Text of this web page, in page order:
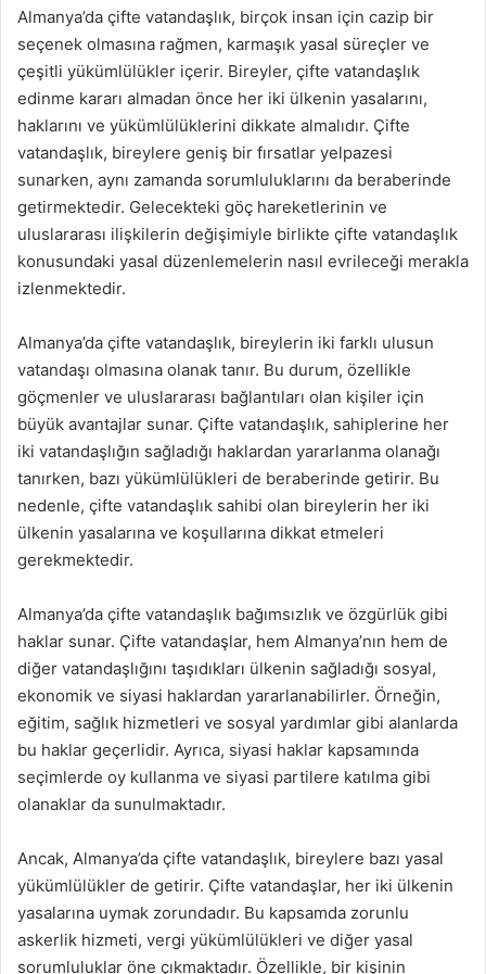
Almanya’da çifte vatandaşlık, birçok insan için cazip bir
seçenek olmasına rağmen, karmaşık yasal süreçler ve
çeşitli yükümlülükler içerir. Bireyler, çifte vatandaşlık
edinme kararı almadan önce her iki ülkenin yasalarını,
haklarını ve yükümlülüklerini dikkate almalıdır. Çifte
vatandaşlık, bireylere geniş bir fırsatlar yelpazesi
sunarken, aynı zamanda sorumluluklarını da beraberinde
getirmektedir. Gelecekteki göç hareketlerinin ve
uluslararası ilişkilerin değişimiyle birlikte çifte vatandaşlık
konusundaki yasal düzenlemelerin nasıl evrileceği merakla
izlenmektedir.
Almanya’da çifte vatandaşlık, bireylerin iki farklı ulusun
vatandaşı olmasına olanak tanır. Bu durum, özellikle
göçmenler ve uluslararası bağlantıları olan kişiler için
büyük avantajlar sunar. Çifte vatandaşlık, sahiplerine her
iki vatandaşlığın sağladığı haklardan yararlanma olanağı
tanırken, bazı yükümlülükleri de beraberinde getirir. Bu
nedenle, çifte vatandaşlık sahibi olan bireylerin her iki
ülkenin yasalarına ve koşullarına dikkat etmeleri
gerekmektedir.
Almanya’da çifte vatandaşlık bağımsızlık ve özgürlük gibi
haklar sunar. Çifte vatandaşlar, hem Almanya’nın hem de
diğer vatandaşlığını taşıdıkları ülkenin sağladığı sosyal,
ekonomik ve siyasi haklardan yararlanabilirler. Örneğin,
eğitim, sağlık hizmetleri ve sosyal yardımlar gibi alanlarda
bu haklar geçerlidir. Ayrıca, siyasi haklar kapsamında
seçimlerde oy kullanma ve siyasi partilere katılma gibi
olanaklar da sunulmaktadır.
Ancak, Almanya’da çifte vatandaşlık, bireylere bazı yasal
yükümlülükler de getirir. Çifte vatandaşlar, her iki ülkenin
yasalarına uymak zorundadır. Bu kapsamda zorunlu
askerlik hizmeti, vergi yükümlülükleri ve diğer yasal
sorumluluklar öne çıkmaktadır. Özellikle, bir kişinin